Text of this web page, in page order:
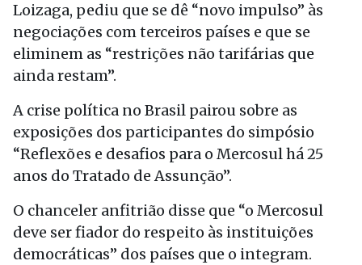
Loizaga, pediu que se dê “novo impulso” às
negociações com terceiros países e que se
eliminem as “restrições não tarifárias que
ainda restam”.
A crise política no Brasil pairou sobre as
exposições dos participantes do simpósio
“Reflexões e desafios para o Mercosul há 25
anos do Tratado de Assunção”.
O chanceler anfitrião disse que “o Mercosul
deve ser fiador do respeito às instituições
democráticas” dos países que o integram.